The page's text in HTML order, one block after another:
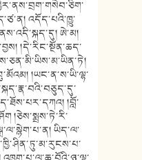
འདོད་པའི་ཁྱུ་
ཨེ་མ།
།དེ་རིང་སྔོན་ཆད་
།ཡང་ན་ས་ཡི་ལྷ་
།བློ་
།ཅེས་སྨྲས་ཏེ་རི་
ཡིད་ལ་